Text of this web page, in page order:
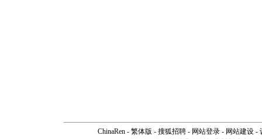
ChinaRen - 繁体版 - 搜狐招聘 - 网站登录 - 网站建设 -